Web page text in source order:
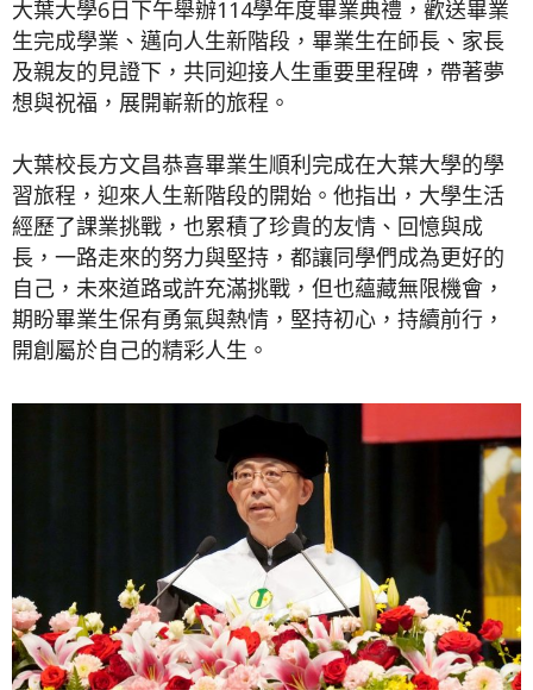
大葉大學6日下午舉辦114學年度畢業典禮，歡送畢業
生完成學業、邁向人生新階段，畢業生在師長、家長
及親友的見證下，共同迎接人生重要里程碑，帶著夢
想與祝福，展開嶄新的旅程。
大葉校長方文昌恭喜畢業生順利完成在大葉大學的學
習旅程，迎來人生新階段的開始。他指出，大學生活
經歷了課業挑戰，也累積了珍貴的友情、回憶與成
長，一路走來的努力與堅持，都讓同學們成為更好的
自己，未來道路或許充滿挑戰，但也蘊藏無限機會，
期盼畢業生保有勇氣與熱情，堅持初心，持續前行，
開創屬於自己的精彩人生。